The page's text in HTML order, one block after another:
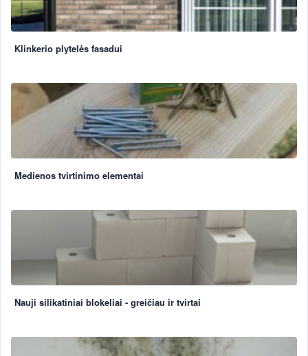
Klinkerio plytelės fasadui
Medienos tvirtinimo elementai
Nauji silikatiniai blokeliai - greičiau ir tvirtai